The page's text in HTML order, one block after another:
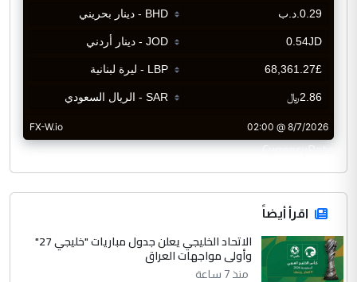
CurrencyRate
اقرأ أيضاً
الاتحاد الخليجي يعلن جدول مباريات "خليجي 27"
وأولى مواجهات العراق
منذ 7 ساعة